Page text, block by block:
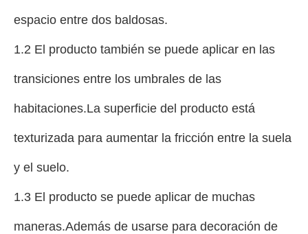
espacio entre dos baldosas.
1.2 El producto también se puede aplicar en las
transiciones entre los umbrales de las
habitaciones.La superficie del producto está
texturizada para aumentar la fricción entre la suela
y el suelo.
1.3 El producto se puede aplicar de muchas
maneras.Además de usarse para decoración de